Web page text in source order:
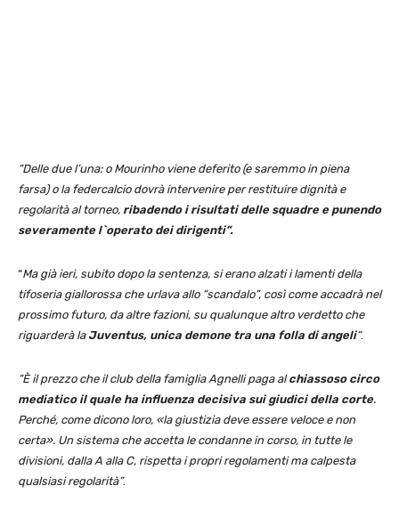
“Delle due l’una: o Mourinho viene deferito (e saremmo in piena
farsa) o la federcalcio dovrà intervenire per restituire dignità e
regolarità al torneo, ribadendo i risultati delle squadre e punendo
severamente l`operato dei dirigenti”.
“Ma già ieri, subito dopo la sentenza, si erano alzati i lamenti della
tifoseria giallorossa che urlava allo “scandalo”, così come accadrà nel
prossimo futuro, da altre fazioni, su qualunque altro verdetto che
riguarderà la Juventus, unica demone tra una folla di angeli“.
“È il prezzo che il club della famiglia Agnelli paga alchiassoso circo
mediatico il quale ha influenza decisiva sui giudici della corte.
Perché, come dicono loro, «la giustizia deve essere veloce e non
certa». Un sistema che accetta le condanne in corso, in tutte le
divisioni, dalla A alla C, rispetta i propri regolamenti ma calpesta
qualsiasi regolarità”.